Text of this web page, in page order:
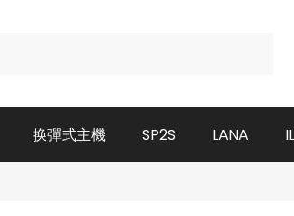
换彈式主機 SP2S LANA